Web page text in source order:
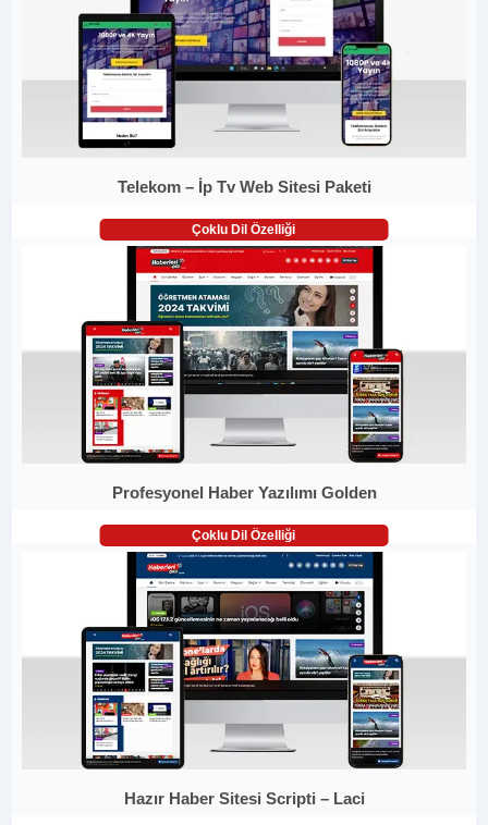
Telekom – İp Tv Web Sitesi Paketi
Çoklu Dil Özelliği
Profesyonel Haber Yazılımı Golden
Çoklu Dil Özelliği
Hazır Haber Sitesi Scripti – Laci